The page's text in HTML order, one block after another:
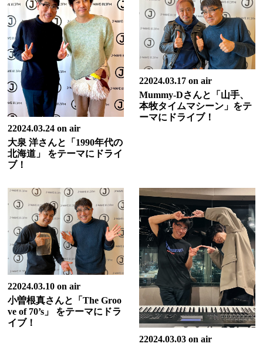
22024.03.24 on air
大泉 洋さんと「1990年代の
北海道」 をテーマにドライ
ブ！
22024.03.17 on air
Mummy-Dさんと「山手、
本牧タイムマシーン」をテ
ーマにドライブ！
22024.03.10 on air
小曽根真さんと「The Groo
ve of 70’s」 をテーマにドラ
イブ！
22024.03.03 on air